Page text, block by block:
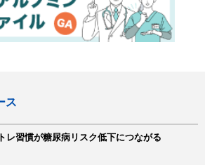
ス
レ習慣が糖尿病リスク低下につながる